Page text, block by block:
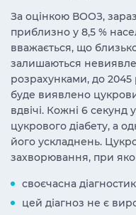
За оцінкою ВООЗ,
приблизно у 8,5 %
вважається, що
залишаються
розрахунками, до 2045
буде виявлено
вдвічі. Кожні 6 секунд
цукрового діабету, а
його ускладнень.
захворювання, при
своєчасна
цей діагноз не є